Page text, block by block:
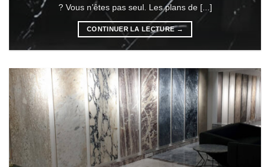
? Vous n’êtes pas seul. Les plans de [...]
CONTINUER LA LECTURE→